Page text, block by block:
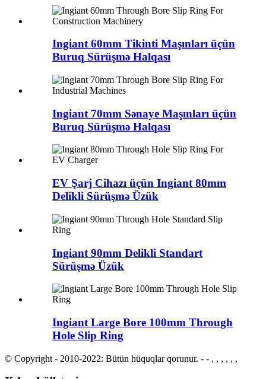
Ingiant 60mm Tikinti Maşınları üçün
Buruq Sürüşmə Halqası
Ingiant 70mm Sənaye Maşınları üçün
Buruq Sürüşmə Halqası
EV Şarj Cihazı üçün Ingiant 80mm
Delikli Sürüşmə Üzük
Ingiant 90mm Delikli Standart
Sürüşmə Üzük
Ingiant Large Bore 100mm Through
Hole Slip Ring
© Copyright - 2010-2022: Bütün hüquqlar qorunur. - - , , , , , ,